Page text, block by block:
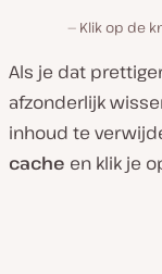
Klik op de
Als je dat
afzonderlijk
inhoud te
cache en klik je